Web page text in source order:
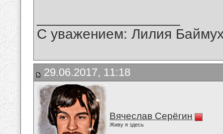
С уважением: Лилия
29.06.2017, 11:18
Вячеслав Серёгин
Живу я здесь